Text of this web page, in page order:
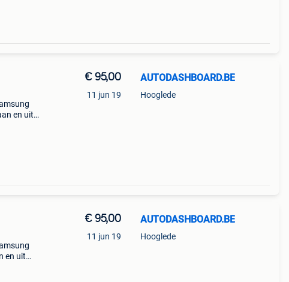
en uit
€ 95,00
11 jun 19
AUTODASHBOARD.BE
Hooglede
en uit
€ 95,00
11 jun 19
AUTODASHBOARD.BE
Hooglede